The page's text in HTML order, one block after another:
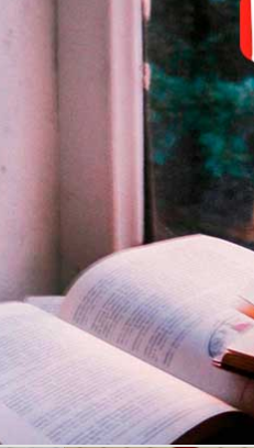
es
Bilingue - Anos
Reduzidas